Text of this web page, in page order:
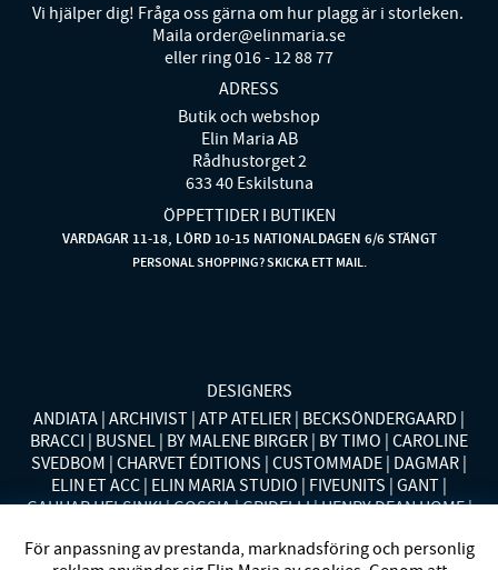
Vi hjälper dig! Fråga oss gärna om hur plagg är i storleken.
Maila order@elinmaria.se
eller ring 016 - 12 88 77
ADRESS
Butik och webshop
Elin Maria AB
Rådhustorget 2
633 40 Eskilstuna
ÖPPETTIDER I BUTIKEN
VARDAGAR 11-18, LÖRD 10-15 NATIONALDAGEN 6/6 STÄNGT
PERSONAL SHOPPING? SKICKA ETT MAIL.
DESIGNERS
ANDIATA ARCHIVIST ATP ATELIER BECKSÖNDERGAARD
BRACCI BUSNEL BY MALENE BIRGER BY TIMO CAROLINE
SVEDBOM CHARVET ÉDITIONS CUSTOMMADE DAGMAR
ELIN ET ACC ELIN MARIA STUDIO FIVEUNITS GANT
GAUHAR HELSINKI GOSSIA GRIDELLI HENRY DEAN HOME
MISSONI HOME MONO MORENO CALIFORNIA MOS MOSH
För anpassning av prestanda, marknadsföring och personlig